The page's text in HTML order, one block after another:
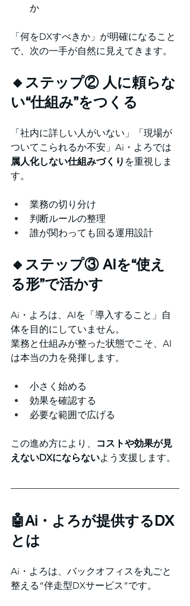
か
「何をDXすべきか」が明確になること
で、次の一手が自然に見えてきます。
🔸ステップ② 人に頼らな
い“仕組み”をつくる
「社内に詳しい人がいない」「現場が
ついてこられるか不安」Ai・よろでは
属人化しない仕組みづくり を重視しま
す。
業務の切り分け
判断ルールの整理
誰が関わっても回る運用設計
🔸ステップ③ AIを“使え
る形”で活かす
Ai・よろは、AIを「導入すること」自
体を目的にしていません。
業務と仕組みが整った状態でこそ、AI
は本当の力を発揮します。
小さく始める
効果を確認する
必要な範囲で広げる
この進め方により、
コストや効果が見
えないDXにならないよう支援します。
🤖Ai・よろが提供するDX
とは
Ai・よろは、バックオフィスを丸ごと
整える“伴走型DXサービス”です。